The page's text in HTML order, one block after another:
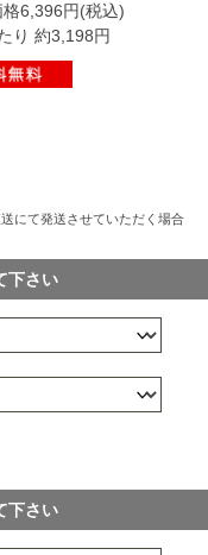
格6,396円(税込)
り 約3,198円
にて発送させていただく場合
下さい
下さい